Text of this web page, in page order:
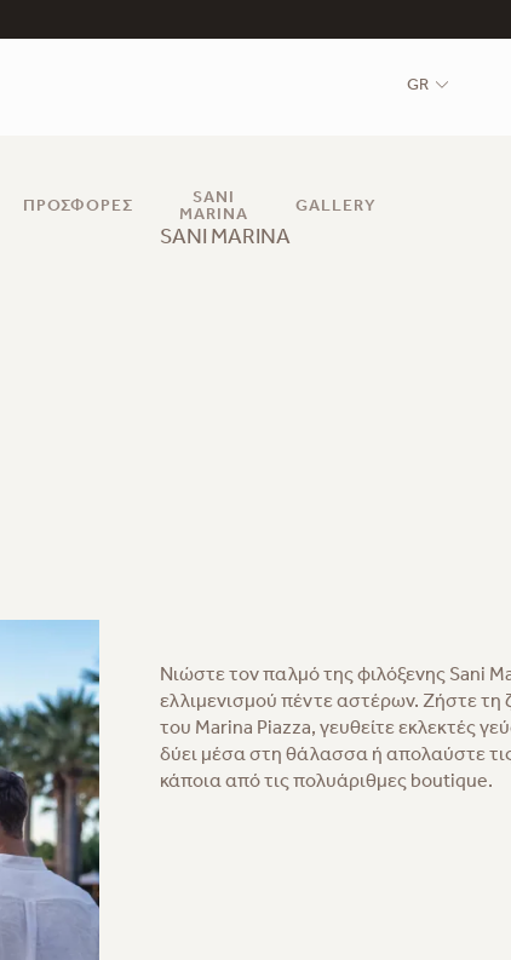
ΠΡΟΣΦΟΡΈΣ
SANI
MARINA
GALLERY
GR
SANI MARINA
Νιώστε τον παλμό της φιλόξενης Sani
ελλιμενισμού πέντε αστέρων. Ζήστε
του Marina Piazza, γευθείτε εκλεκτές
δύει μέσα στη θάλασσα ή απολαύστε
κάποια από τις πολυάριθμες boutique.